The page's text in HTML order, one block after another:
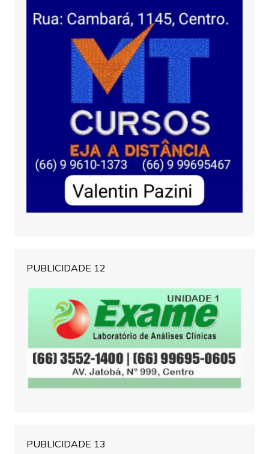
PUBLICIDADE 12
PUBLICIDADE 13